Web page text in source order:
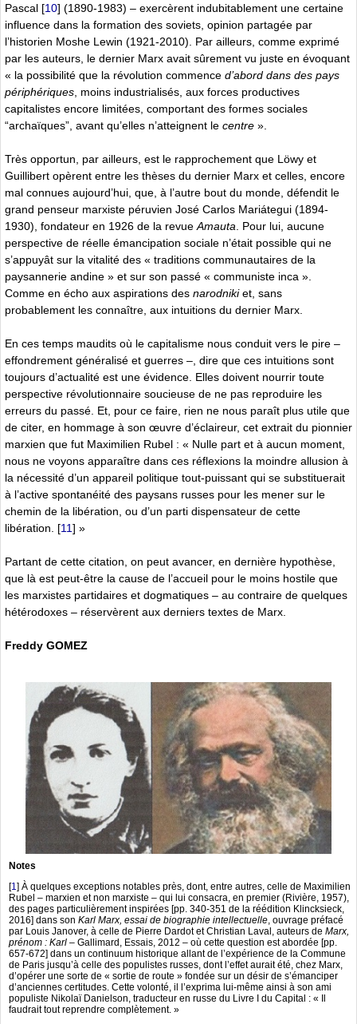
Pascal [10] (1890-1983) – exercèrent indubitablement une certaine
influence dans la formation des soviets, opinion partagée par
l’historien Moshe Lewin (1921-2010). Par ailleurs, comme exprimé
par les auteurs, le dernier Marx avait sûrement vu juste en évoquant
« la possibilité que la révolution commence d’abord dans des pays
périphériques , moins industrialisés, aux forces productives
capitalistes encore limitées, comportant des formes sociales
“archaïques”, avant qu’elles n’atteignent le centre ».
Très opportun, par ailleurs, est le rapprochement que Löwy et
Guillibert opèrent entre les thèses du dernier Marx et celles, encore
mal connues aujourd’hui, que, à l’autre bout du monde, défendit le
grand penseur marxiste péruvien José Carlos Mariátegui (1894-
1930), fondateur en 1926 de la revue Amauta . Pour lui, aucune
perspective de réelle émancipation sociale n’était possible qui ne
s’appuyât sur la vitalité des « traditions communautaires de la
paysannerie andine » et sur son passé « communiste inca ».
Comme en écho aux aspirations des narodnikiet, sans
probablement les connaître, aux intuitions du dernier Marx.
En ces temps maudits où le capitalisme nous conduit vers le pire –
effondrement généralisé et guerres –, dire que ces intuitions sont
toujours d’actualité est une évidence. Elles doivent nourrir toute
perspective révolutionnaire soucieuse de ne pas reproduire les
erreurs du passé. Et, pour ce faire, rien ne nous paraît plus utile que
de citer, en hommage à son œuvre d’éclaireur, cet extrait du pionnier
marxien que fut Maximilien Rubel : « Nulle part et à aucun moment,
nous ne voyons apparaître dans ces réflexions la moindre allusion à
la nécessité d’un appareil politique tout-puissant qui se substituerait
à l’active spontanéité des paysans russes pour les mener sur le
chemin de la libération, ou d’un parti dispensateur de cette
libération.
[11] »
Partant de cette citation, on peut avancer, en dernière hypothèse,
que là est peut-être la cause de l’accueil pour le moins hostile que
les marxistes partidaires et dogmatiques – au contraire de quelques
hétérodoxes – réservèrent aux derniers textes de Marx.
Freddy GOMEZ
Notes
[1] À quelques exceptions notables près, dont, entre autres, celle de Maximilien
Rubel – marxien et non marxiste – qui lui consacra, en premier (Rivière, 1957),
des pages particulièrement inspirées [pp. 340-351 de la réédition Klincksieck,
2016] dans son Karl Marx, essai de biographie intellectuelle, ouvrage préfacé
par Louis Janover, à celle de Pierre Dardot et Christian Laval, auteurs de Marx,
prénom : Karl – Gallimard, Essais, 2012 – où cette question est abordée [pp.
657-672] dans un continuum historique allant de l’expérience de la Commune
de Paris jusqu’à celle des populistes russes, dont l’effet aurait été, chez Marx,
d’opérer une sorte de « sortie de route » fondée sur un désir de s’émanciper
d’anciennes certitudes. Cette volonté, il l’exprima lui-même ainsi à son ami
populiste Nikolaï Danielson, traducteur en russe du Livre I du Capital : « Il
faudrait tout reprendre complètement. »